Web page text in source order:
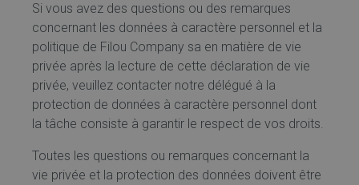
Si vous avez des questions ou des remarques
concernant les données à caractère personnel et la
politique de Filou Company sa en matière de vie
privée après la lecture de cette déclaration de vie
privée, veuillez contacter notre délégué à la
protection de données à caractère personnel dont
la tâche consiste à garantir le respect de vos droits.
Toutes les questions ou remarques concernant la
vie privée et la protection des données doivent être